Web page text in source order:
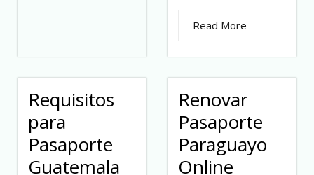
Read More
Requisitos
para
Pasaporte
Guatemala
Renovar
Pasaporte
Paraguayo
Online